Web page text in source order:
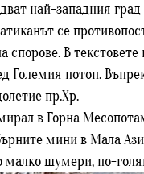
най-западния
се
спорове. В
Големия потоп.
пр.Хр.
в Горна
мини в Мала
малко шумери, по-